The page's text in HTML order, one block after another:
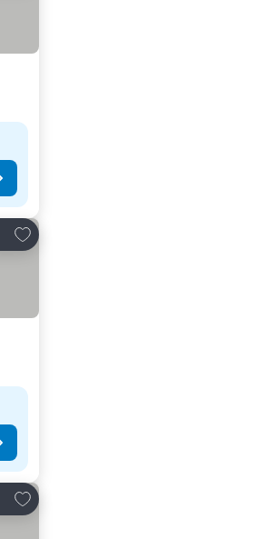
Agregar a favoritos
Agregar a favoritos